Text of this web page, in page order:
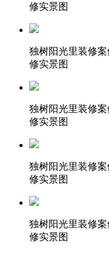
修实景图
独树阳光里装修
修实景图
独树阳光里装修
修实景图
独树阳光里装修
修实景图
独树阳光里装修
修实景图